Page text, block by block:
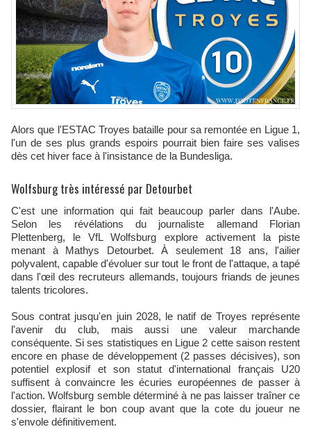
Alors que l'ESTAC Troyes bataille pour sa remontée en Ligue 1,
l'un de ses plus grands espoirs pourrait bien faire ses valises
dès cet hiver face à l'insistance de la Bundesliga.
Wolfsburg très intéressé par Detourbet
C'est une information qui fait beaucoup parler dans l'Aube.
Selon les révélations du journaliste allemand Florian
Plettenberg, le VfL Wolfsburg explore activement la piste
menant à Mathys Detourbet. À seulement 18 ans, l'ailier
polyvalent, capable d'évoluer sur tout le front de l'attaque, a tapé
dans l'œil des recruteurs allemands, toujours friands de jeunes
talents tricolores.
Sous contrat jusqu'en juin 2028, le natif de Troyes représente
l'avenir du club, mais aussi une valeur marchande
conséquente. Si ses statistiques en Ligue 2 cette saison restent
encore en phase de développement (2 passes décisives), son
potentiel explosif et son statut d'international français U20
suffisent à convaincre les écuries européennes de passer à
l'action. Wolfsburg semble déterminé à ne pas laisser traîner ce
dossier, flairant le bon coup avant que la cote du joueur ne
s'envole définitivement.